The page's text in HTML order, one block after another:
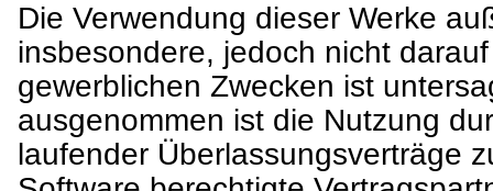
Die Verwendung dieser Werke
insbesondere, jedoch nicht
gewerblichen Zwecken ist
ausgenommen ist die Nutzung
laufender Überlassungsverträge